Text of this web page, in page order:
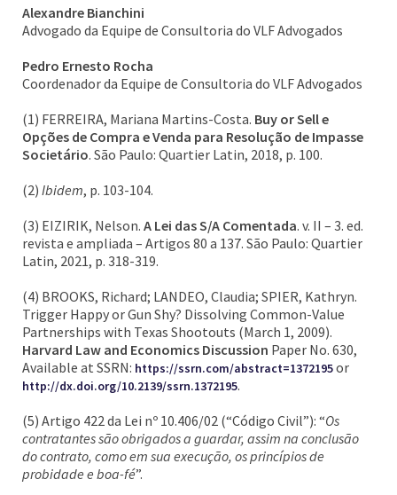
Alexandre Bianchini
Advogado da Equipe de Consultoria do VLF Advogados
Pedro Ernesto Rocha
Coordenador da Equipe de Consultoria do VLF Advogados
(1) FERREIRA, Mariana Martins-Costa. Buy or Sell e
Opções de Compra e Venda para Resolução de Impasse
Societário. São Paulo: Quartier Latin, 2018, p. 100.
(2) Ibidem, p. 103-104.
(3) EIZIRIK, Nelson. A Lei das S/A Comentada. v. II – 3. ed.
revista e ampliada – Artigos 80 a 137. São Paulo: Quartier
Latin, 2021, p. 318-319.
(4) BROOKS, Richard; LANDEO, Claudia; SPIER, Kathryn.
Trigger Happy or Gun Shy? Dissolving Common-Value
Partnerships with Texas Shootouts (March 1, 2009).
Harvard Law and Economics Discussion Paper No. 630,
Available at SSRN: https://ssrn.com/abstract=1372195or
http://dx.doi.org/10.2139/ssrn.1372195.
(5) Artigo 422 da Lei nº 10.406/02 (“Código Civil”): “Os
contratantes são obrigados a guardar, assim na conclusão
do contrato, como em sua execução, os princípios de
probidade e boa-fé”.